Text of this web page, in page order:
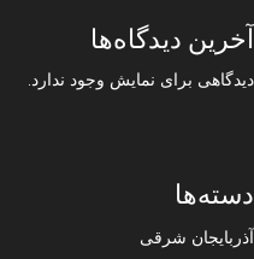
آخرین دیدگاه‌ها
دیدگاهی برای نمایش وجود ندارد.
دسته‌ها
آذربایجان شرقی